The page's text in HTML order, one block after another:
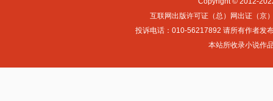
互联网出版许可证（总）网出证（京
投诉电话：010-56217892 请所有作者发
本站所收录小说作